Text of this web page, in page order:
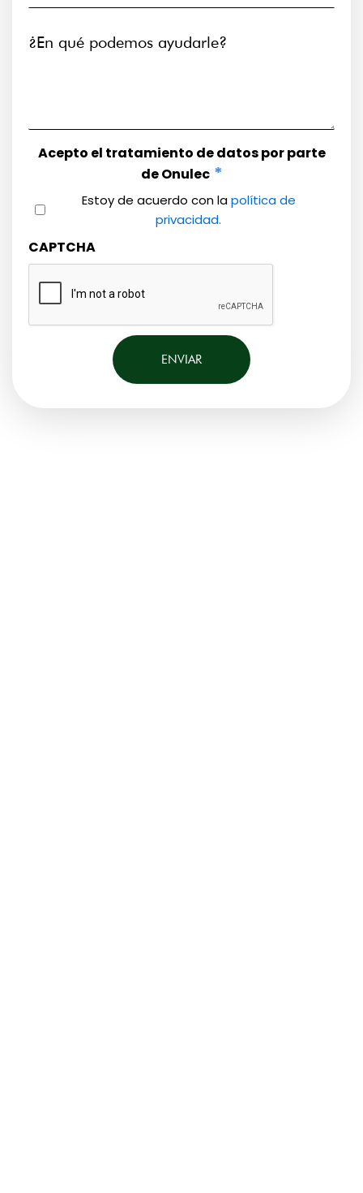
¿En qué podemos ayudarle?
Acepto el tratamiento de datos por parte
de Onulec *
Estoy de acuerdo con lapolítica de
privacidad.
CAPTCHA